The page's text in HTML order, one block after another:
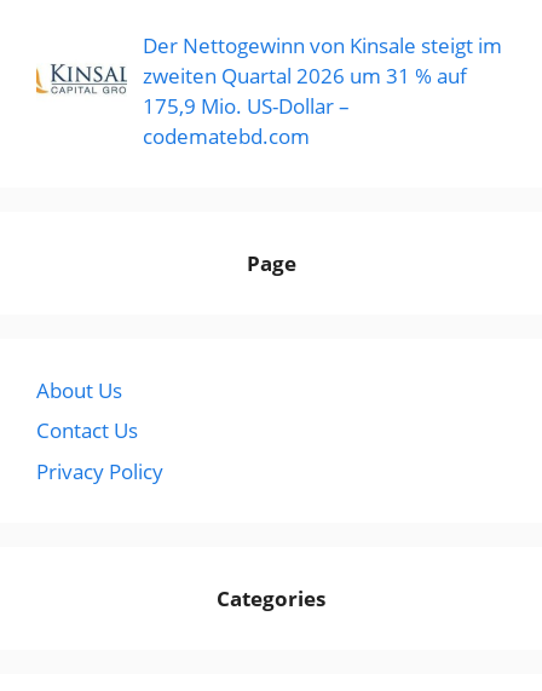
Der Nettogewinn von Kinsale steigt im
zweiten Quartal 2026 um 31 % auf
175,9 Mio. US-Dollar –
codematebd.com
Page
About Us
Contact Us
Privacy Policy
Categories